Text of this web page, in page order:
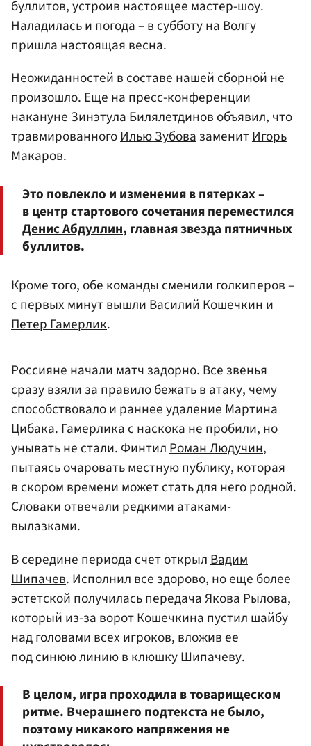
буллитов, устроив настоящее мастер-шоу.
Наладилась и погода – в субботу на Волгу
пришла настоящая весна.
Неожиданностей в составе нашей сборной не
произошло. Еще на пресс-конференции
наканунеЗинэтула Билялетдиновобъявил, что
травмированногоИлью ЗубовазаменитИгорь
Макаров.
Это повлекло и изменения в пятерках –
в центр стартового сочетания переместился
Денис Абдуллин, главная звезда пятничных
буллитов.
Кроме того, обе команды сменили голкиперов –
с первых минут вышли Василий Кошечкин и
Петер Гамерлик.
Россияне начали матч задорно. Все звенья
сразу взяли за правило бежать в атаку, чему
способствовало и раннее удаление Мартина
Цибака. Гамерлика с наскока не пробили, но
унывать не стали. ФинтилРоман Людучин,
пытаясь очаровать местную публику, которая
в скором времени может стать для него родной.
Словаки отвечали редкими атаками-
вылазками.
В середине периода счет открылВадим
Шипачев. Исполнил все здорово, но еще более
эстетской получилась передача Якова Рылова,
который из-за ворот Кошечкина пустил шайбу
над головами всех игроков, вложив ее
под синюю линию в клюшку Шипачеву.
В целом, игра проходила в товарищеском
ритме. Вчерашнего подтекста не было,
поэтому никакого напряжения не